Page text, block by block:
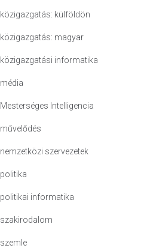
közigazgatás: külföldön
közigazgatás: magyar
közigazgatási informatika
média
Mesterséges Intelligencia
művelődés
nemzetközi szervezetek
politika
politikai informatika
szakirodalom
szemle